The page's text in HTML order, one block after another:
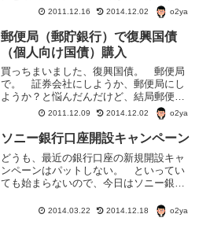
と証券会社の購入費用をリンクさせてい
るようなケースが目立つ。 住信ＳＢＩ
ネット銀行の場合、証券会社との資金の
やり取りに使われているのが...
2011.12.16 2014.12.02 o2ya
郵便局（郵貯銀行）で復興国債
（個人向け国債）購入
買っちまいました、復興国債。 郵便局
で。 証券会社にしようか、郵便局にし
ようか？と悩んだんだけど、結局郵便
局。 郵便局で、国債購入のメリットは
1、国債を担保に借り入れができる（保有
国債の80％、200万円まで） ので、い
ざ、どうしてもお金が...
2011.12.09 2014.12.02 o2ya
ソニー銀行口座開設キャンペーン
どうも、最近の銀行口座の新規開設キャ
ンペーンはパットしない。 といってい
ても始まらないので、今日はソニー銀行
期限が迫ってるけど。 まだ間に合うか
な？ ソニー銀行の口座開設キャンペー
2014.03.22 2014.12.18 o2ya